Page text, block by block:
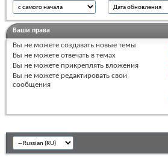
Ваши права
Вы не можете создавать новые темы
Вы не можете отвечать в темах
Вы не можете прикреплять вложения
Вы не можете редактировать свои
сообщения